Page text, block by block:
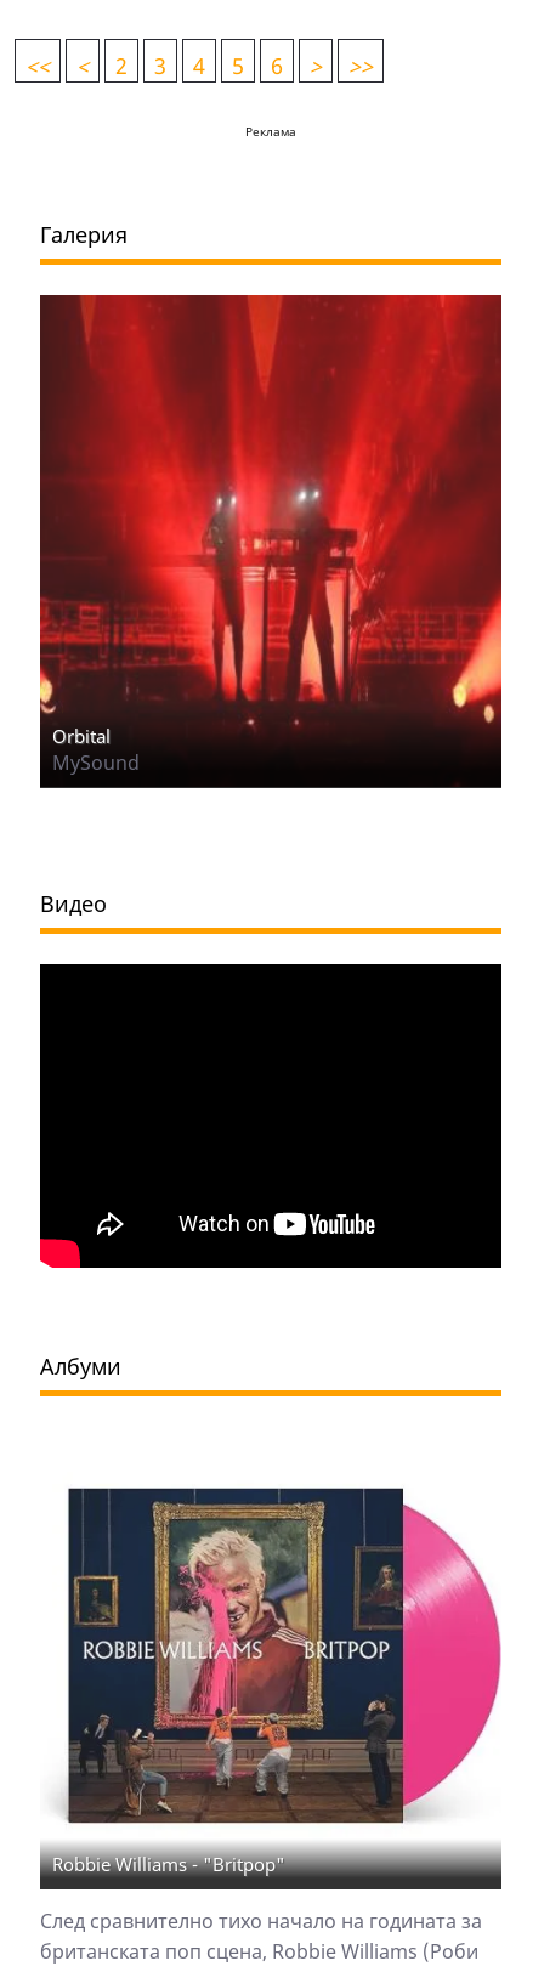
<< < 2 3 4 5 6 > >>
Реклама
Галерия
Orbital
MySound
Видео
Албуми
Robbie Williams - "Britpop"
След сравнително тихо начало на годината за
британската поп сцена, Robbie Williams (Роби